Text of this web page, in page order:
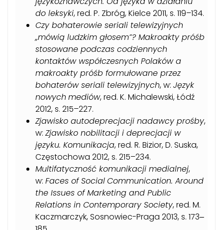
do leksyki, red. P. Zbróg, Kielce 2011, s. 119–134.
Czy bohaterowie seriali telewizyjnych
„mówią ludzkim głosem”? Makroakty próśb
stosowane podczas codziennych
kontaktów współczesnych Polaków a
makroakty próśb formułowane przez
bohaterów seriali telewizyjnych, w: Język
nowych mediów, red. K. Michalewski, Łódź
2012, s. 215–227.
Zjawisko autodeprecjacji nadawcy prośby,
w: Zjawisko nobilitacji i deprecjacji w
języku. Komunikacja, red. R. Bizior, D. Suska,
Częstochowa 2012, s. 215–234.
Multifatyczność komunikacji medialnej,
w: Faces of SocialCommunication. Around
the Issues of Marketing and Public
Relations in Contemporary Society, red. M.
Kaczmarczyk, Sosnowiec-Praga 2013, s. 173‒